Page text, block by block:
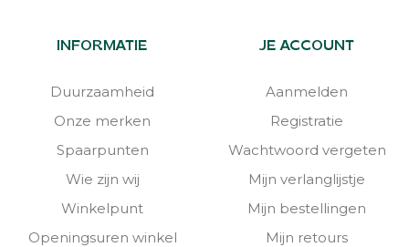
INFORMATIE
Duurzaamheid
Onze merken
Spaarpunten
Wie zijn wij
Winkelpunt
Openingsuren winkel
JE ACCOUNT
Aanmelden
Registratie
Wachtwoord vergeten
Mijn verlanglijstje
Mijn bestellingen
Mijn retours